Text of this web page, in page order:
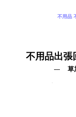
不用品出張
--- 草
不用品